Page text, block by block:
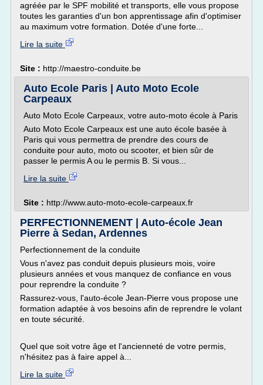
agréée par le SPF mobilité et transports, elle vous propose
toutes les garanties d'un bon apprentissage afin d'optimiser
au maximum votre formation. Dotée d'une forte...
Lire la suite
Site : http://maestro-conduite.be
Auto Ecole Paris | Auto Moto Ecole
Carpeaux
Auto Moto Ecole Carpeaux, votre auto-moto école à Paris
Auto Moto Ecole Carpeaux est une auto école basée à
Paris qui vous permettra de prendre des cours de
conduite pour auto, moto ou scooter, et bien sûr de
passer le permis A ou le permis B. Si vous...
Lire la suite
Site : http://www.auto-moto-ecole-carpeaux.fr
PERFECTIONNEMENT | Auto-école Jean
Pierre à Sedan, Ardennes
Perfectionnement de la conduite
Vous n'avez pas conduit depuis plusieurs mois, voire
plusieurs années et vous manquez de confiance en vous
pour reprendre la conduite ?
Rassurez-vous, l'auto-école Jean-Pierre vous propose une
formation adaptée à vos besoins afin de reprendre le volant
en toute sécurité.
Quel que soit votre âge et l'ancienneté de votre permis,
n'hésitez pas à faire appel à...
Lire la suite